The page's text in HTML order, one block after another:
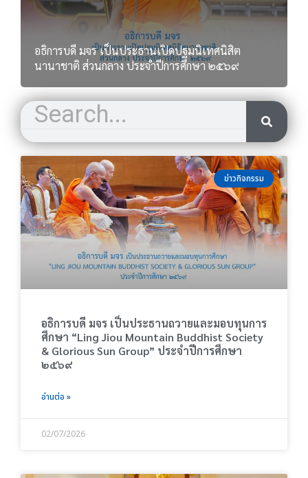
อธิการบดี มจร เป็นประธานเปิดปฐมนิเทศนิสิต
นานาชาติ ส่วนกลาง ประจำปีการศึกษา ๒๕๖๙
S
a
c
h
S
e
a
c
h
ข่าวกิจกรรม
อธิการบดี มจร เป็นประธานถวายและมอบทุนการ
ศึกษา “Ling Jiou Mountain Buddhist Society
& Glorious Sun Group” ประจำปีการศึกษา
๒๕๖๙
อ่านต่อ »
02/07/2026
g
e
g
e
g
e
P
g
e
P
a
g
e